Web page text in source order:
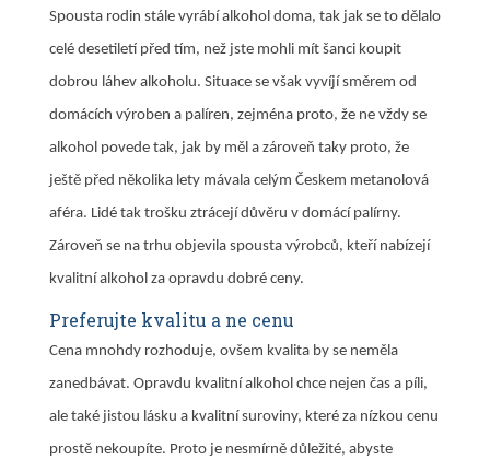
Spousta rodin stále vyrábí alkohol doma, tak jak se to dělalo
celé desetiletí před tím, než jste mohli mít šanci koupit
dobrou láhev alkoholu. Situace se však vyvíjí směrem od
domácích výroben a palíren, zejména proto, že ne vždy se
alkohol povede tak, jak by měl a zároveň taky proto, že
ještě před několika lety mávala celým Českem metanolová
aféra. Lidé tak trošku ztrácejí důvěru v domácí palírny.
Zároveň se na trhu objevila spousta výrobců, kteří nabízejí
kvalitní alkohol za opravdu dobré ceny.
Preferujte kvalitu a ne cenu
Cena mnohdy rozhoduje, ovšem kvalita by se neměla
zanedbávat. Opravdu kvalitní alkohol chce nejen čas a píli,
ale také jistou lásku a kvalitní suroviny, které za nízkou cenu
prostě nekoupíte. Proto je nesmírně důležité, abyste